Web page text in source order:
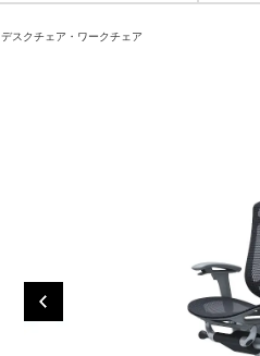
デスクチェア・ワークチェア